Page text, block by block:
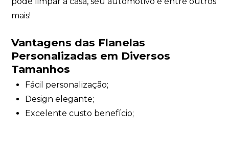
mais!
Vantagens das Flanelas
Personalizadas em Diversos
Tamanhos
Fácil personalização;
Design elegante;
Excelente custo benefício;